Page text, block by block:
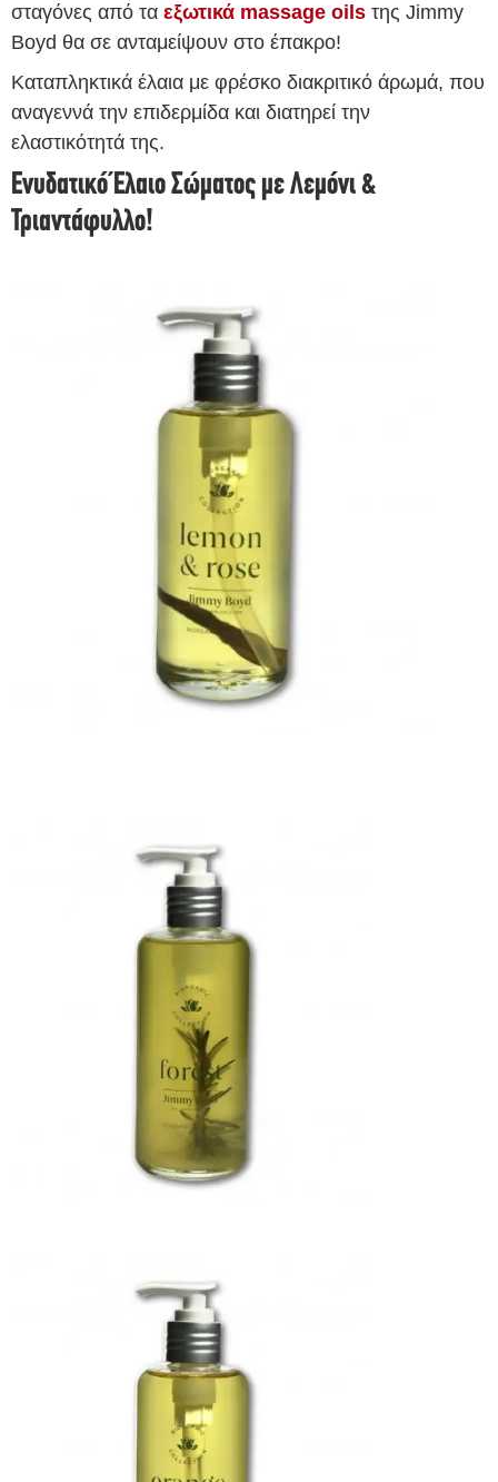
σταγόνες από τα εξωτικά massage oils της Jimmy
Boyd θα σε ανταμείψουν στο έπακρο!
Καταπληκτικά έλαια με φρέσκο διακριτικό άρωμά, που
αναγεννά την επιδερμίδα και διατηρεί την
ελαστικότητά της.
Ενυδατικό Έλαιο Σώματος με Λεμόνι &
Τριαντάφυλλο!